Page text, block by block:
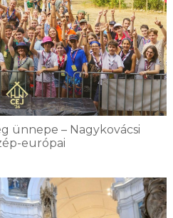
ünnepe – Nagykovácsi
európai